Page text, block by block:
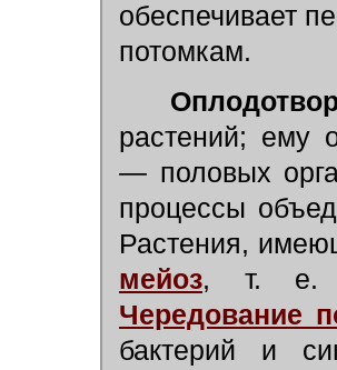
обеспечивает
потомкам.
растений; ему
— половых
процессы
Растения,
мейоз,
т. е.
Чередование
бактерий и